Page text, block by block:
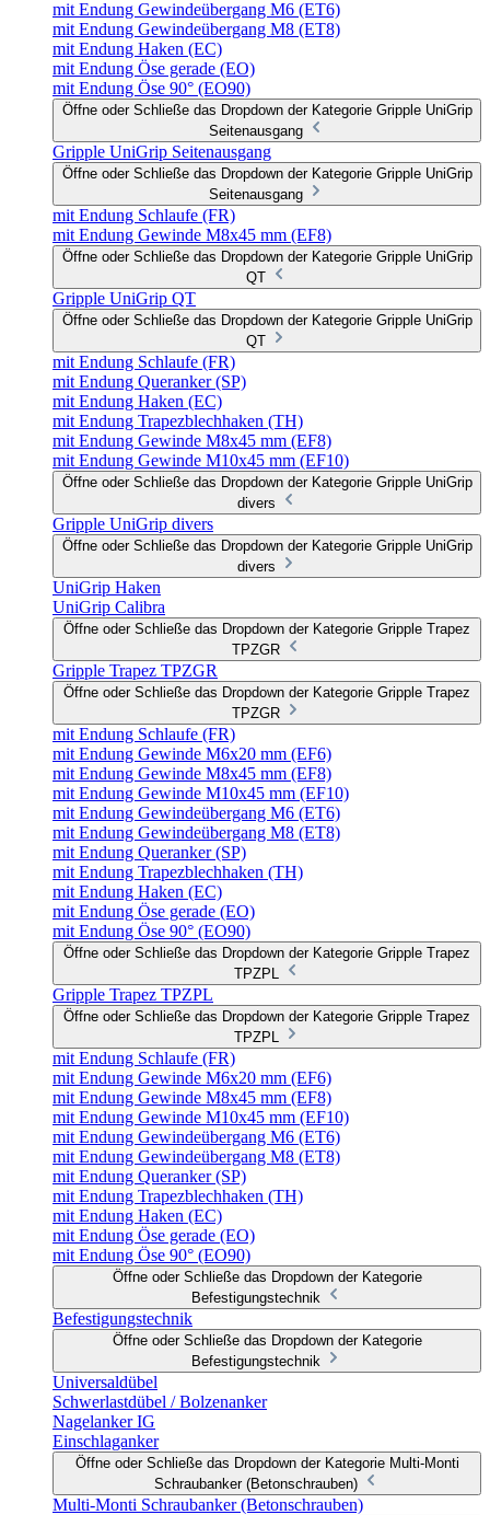
mit Endung Gewindeübergang M6 (ET6)
mit Endung Gewindeübergang M8 (ET8)
mit Endung Haken (EC)
mit Endung Öse gerade (EO)
mit Endung Öse 90° (EO90)
Öffne oder Schließe das Dropdown der Kategorie Gripple UniGrip
Seitenausgang
Gripple UniGrip Seitenausgang
Öffne oder Schließe das Dropdown der Kategorie Gripple UniGrip
Seitenausgang
mit Endung Schlaufe (FR)
mit Endung Gewinde M8x45 mm (EF8)
Öffne oder Schließe das Dropdown der Kategorie Gripple UniGrip
QT
Gripple UniGrip QT
Öffne oder Schließe das Dropdown der Kategorie Gripple UniGrip
QT
mit Endung Schlaufe (FR)
mit Endung Queranker (SP)
mit Endung Haken (EC)
mit Endung Trapezblechhaken (TH)
mit Endung Gewinde M8x45 mm (EF8)
mit Endung Gewinde M10x45 mm (EF10)
Öffne oder Schließe das Dropdown der Kategorie Gripple UniGrip
divers
Gripple UniGrip divers
Öffne oder Schließe das Dropdown der Kategorie Gripple UniGrip
divers
UniGrip Haken
UniGrip Calibra
Öffne oder Schließe das Dropdown der Kategorie Gripple Trapez
TPZGR
Gripple Trapez TPZGR
Öffne oder Schließe das Dropdown der Kategorie Gripple Trapez
TPZGR
mit Endung Schlaufe (FR)
mit Endung Gewinde M6x20 mm (EF6)
mit Endung Gewinde M8x45 mm (EF8)
mit Endung Gewinde M10x45 mm (EF10)
mit Endung Gewindeübergang M6 (ET6)
mit Endung Gewindeübergang M8 (ET8)
mit Endung Queranker (SP)
mit Endung Trapezblechhaken (TH)
mit Endung Haken (EC)
mit Endung Öse gerade (EO)
mit Endung Öse 90° (EO90)
Öffne oder Schließe das Dropdown der Kategorie Gripple Trapez
TPZPL
Gripple Trapez TPZPL
Öffne oder Schließe das Dropdown der Kategorie Gripple Trapez
TPZPL
mit Endung Schlaufe (FR)
mit Endung Gewinde M6x20 mm (EF6)
mit Endung Gewinde M8x45 mm (EF8)
mit Endung Gewinde M10x45 mm (EF10)
mit Endung Gewindeübergang M6 (ET6)
mit Endung Gewindeübergang M8 (ET8)
mit Endung Queranker (SP)
mit Endung Trapezblechhaken (TH)
mit Endung Haken (EC)
mit Endung Öse gerade (EO)
mit Endung Öse 90° (EO90)
Öffne oder Schließe das Dropdown der Kategorie
Befestigungstechnik
Befestigungstechnik
Öffne oder Schließe das Dropdown der Kategorie
Befestigungstechnik
Universaldübel
Schwerlastdübel / Bolzenanker
Nagelanker IG
Einschlaganker
Öffne oder Schließe das Dropdown der Kategorie Multi-Monti
Schraubanker (Betonschrauben)
Multi-Monti Schraubanker (Betonschrauben)